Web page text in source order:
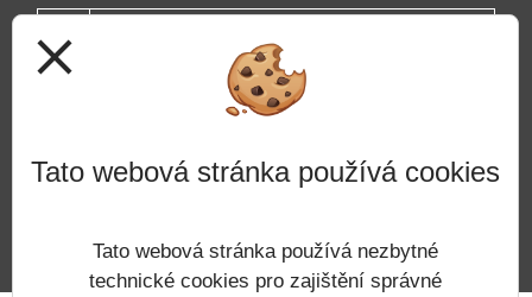
close
Tato webová stránka používá cookies
Tato webová stránka používá nezbytné
technické cookies pro zajištění správné